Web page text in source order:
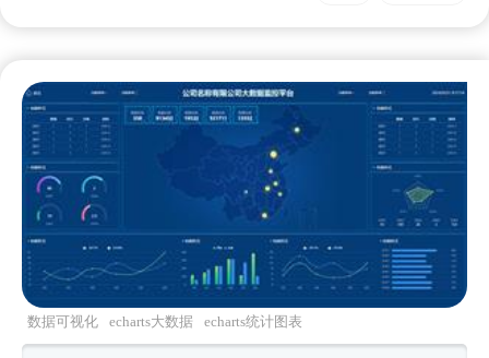
数据可视化 echarts大数据 echarts统计图表